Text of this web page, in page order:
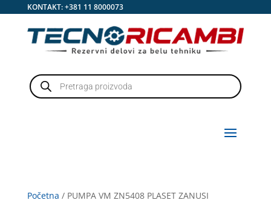
KONTAKT:+381 11 8000073
Products
search
Početna / PUMPA VM ZN5408 PLASET ZANUSI